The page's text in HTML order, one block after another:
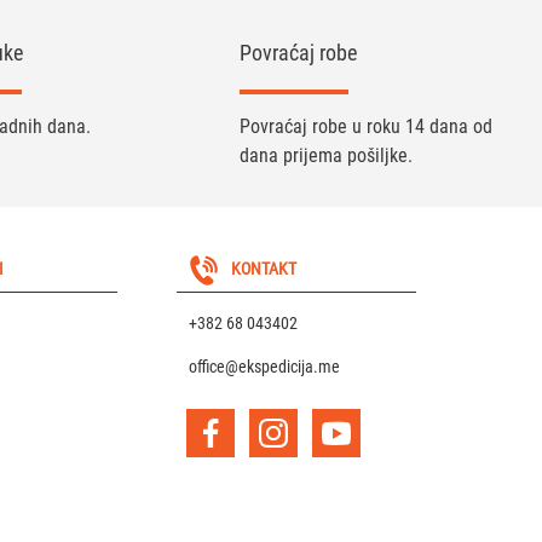
dana.
Povraćaj robe
Povraćaj robe u roku 14 dana od
dana prijema pošiljke.
KONTAKT
+382 68 043402
office@ekspedicija.me